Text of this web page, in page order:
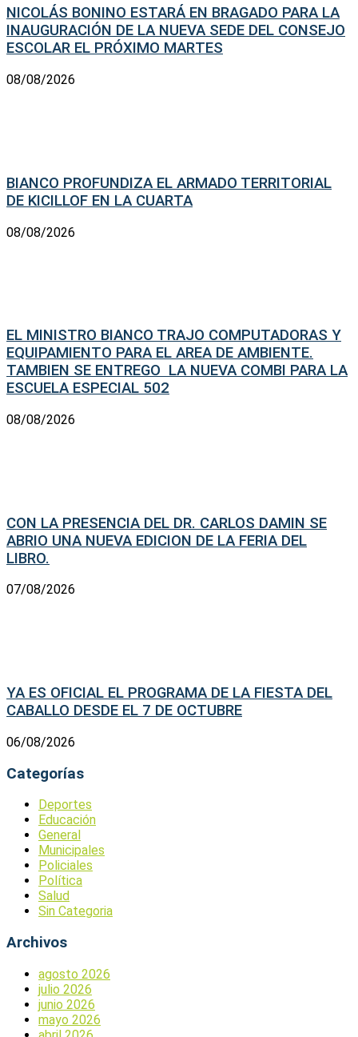
NICOLÁS BONINO ESTARÁ EN BRAGADO PARA LA
INAUGURACIÓN DE LA NUEVA SEDE DEL CONSEJO
ESCOLAR EL PRÓXIMO MARTES
08/08/2026
BIANCO PROFUNDIZA EL ARMADO TERRITORIAL
DE KICILLOF EN LA CUARTA
08/08/2026
EL MINISTRO BIANCO TRAJO COMPUTADORAS Y
EQUIPAMIENTO PARA EL AREA DE AMBIENTE.
TAMBIEN SE ENTREGO LA NUEVA COMBI PARA LA
ESCUELA ESPECIAL 502
08/08/2026
CON LA PRESENCIA DEL DR. CARLOS DAMIN SE
ABRIO UNA NUEVA EDICION DE LA FERIA DEL
LIBRO.
07/08/2026
YA ES OFICIAL EL PROGRAMA DE LA FIESTA DEL
CABALLO DESDE EL 7 DE OCTUBRE
06/08/2026
Categorías
Deportes
Educación
General
Municipales
Policiales
Política
Salud
Sin Categoria
Archivos
agosto 2026
julio 2026
junio 2026
mayo 2026